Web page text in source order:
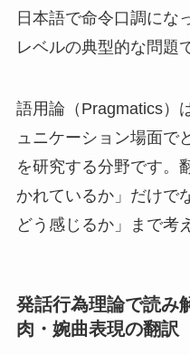
日本語で命令口調にな
レベルの典型的な問題
語用論（Pragmatics）
ュニケーション場面で
を研究する分野です。
かれているか」だけで
どう感じるか」まで考
発話行為理論で読み
肉・婉曲表現の翻訳